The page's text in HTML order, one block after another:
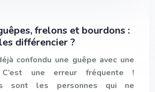
frelons et bourdons :
différencier ?
confondu une guêpe avec une
une erreur fréquente !
sont les personnes qui ne